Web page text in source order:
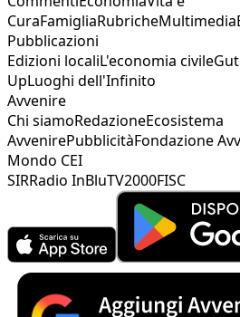
CuraFamigliaRubricheMultimedia
Pubblicazioni
Edizioni localiL'economia civile
UpLuoghi dell'Infinito
Avvenire
Chi siamoRedazioneEcosistema
AvvenirePubblicitàFondazione
Mondo CEI
SIRRadio InBluTV2000FISC